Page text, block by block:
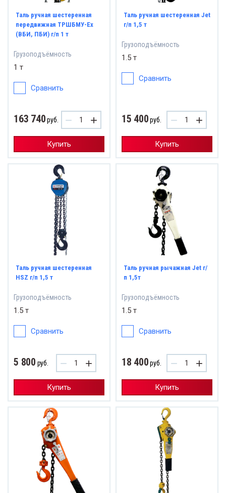
Таль ручная шестеренная
передвижная ТРШБМУ-Eх
(ВБИ, ПБИ) г/п 1 т
Грузоподъёмность
1 т
Сравнить
163 740руб. − +
Купить
Таль ручная шестеренная Jet
г/п 1,5 т
Грузоподъёмность
1.5 т
Сравнить
15 400руб. − +
Купить
Таль ручная шестеренная
HSZ г/п 1,5 т
Грузоподъёмность
1.5 т
Сравнить
5 800 руб. − +
Купить
Таль ручная рычажная Jet г/
п 1,5т
Грузоподъёмность
1.5 т
Сравнить
18 400руб. − +
Купить